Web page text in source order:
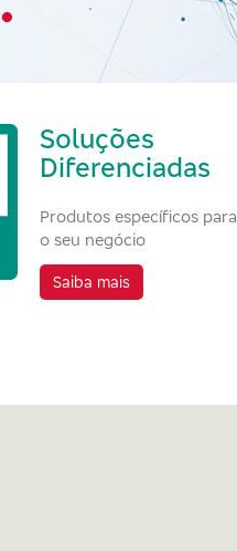
Soluções
Diferenciadas
Produtos específicos para
o seu negócio
Saiba mais